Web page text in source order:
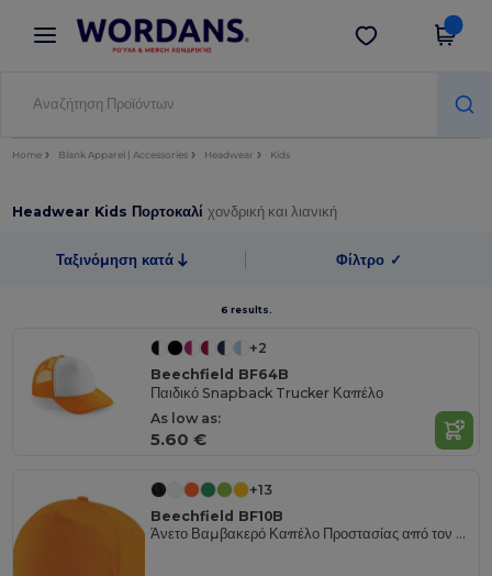
× Εφαρμογή Wordans
Καλύτερες τιμές στην εφαρμογή!
Λήψη app
Home Blank Apparel | Accessories Headwear Kids
Headwear Kids Πορτοκαλίχονδρική και λιανική
Ταξινόμηση κατά Φίλτρο ✓
6 results.
+2
Beechfield BF64B
Παιδικό Snapback Trucker Καπέλο
As low as:
5.60 €
+13
Beechfield BF10B
Άνετο Βαμβακερό Καπέλο Προστασίας από τον Ήλιο για Παιδιά